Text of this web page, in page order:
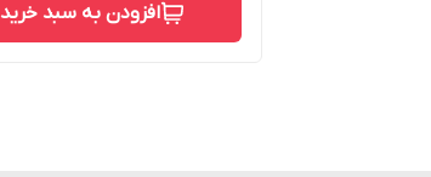
افزودن به سبد خرید